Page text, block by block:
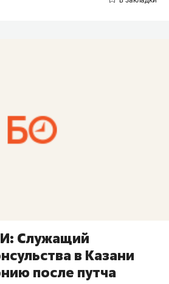
Служащий
в Казани
после путча